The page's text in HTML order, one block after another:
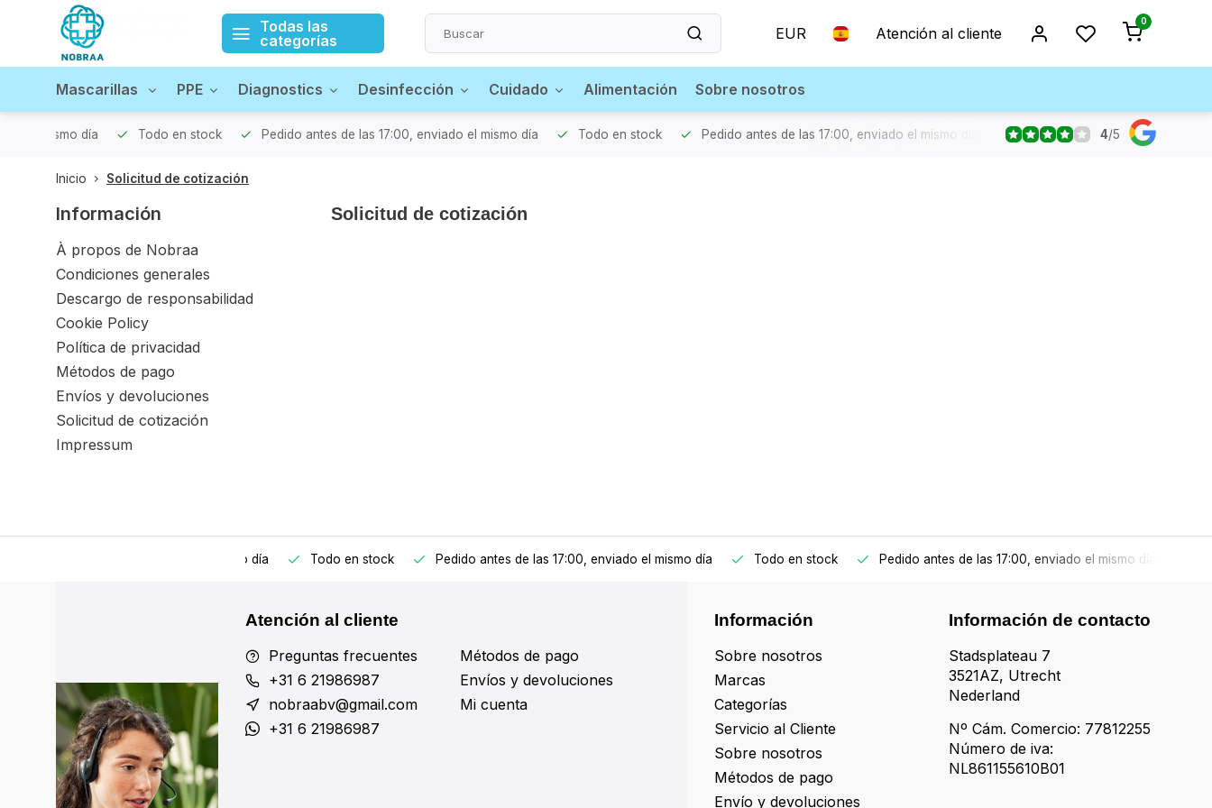
Todas las
categorías
EUR Atención al cliente
0
Mascarillas PPE Diagnostics Desinfección Cuidado Alimentación Sobre nosotros
el mismo día Todo en stock Pedido antes de las 17:00, enviado el mismo día Todo en stock Pedido antes de las 17:00, enviado el mismo día 4/5
Inicio Solicitud de cotización
Información
À propos de Nobraa
Condiciones generales
Descargo de responsabilidad
Cookie Policy
Política de privacidad
Métodos de pago
Envíos y devoluciones
Solicitud de cotización
Impressum
Solicitud de cotización
antes de las 17:00, enviado el mismo día Todo en stock Pedido antes de las 17:00, enviado el mismo día Todo en stock Pedido antes de las 17:00, enviado el mismo día
Atención al cliente
Preguntas frecuentes
+31 6 21986987
nobraabv@gmail.com
+31 6 21986987
Métodos de pago
Envíos y devoluciones
Mi cuenta
Información
Sobre nosotros
Marcas
Categorías
Servicio al Cliente
Sobre nosotros
Métodos de pago
Envío y devoluciones
Información de contacto
Stadsplateau 7
3521AZ, Utrecht
Nederland
Nº Cám. Comercio: 77812255
Número de iva:
NL861155610B01